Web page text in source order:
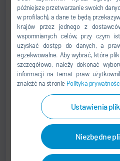
późniejsze przetwarzanie swoich
w profilach), a dane te będą
krajów przez jednego z
wspomnianych celów, przy czym
uzyskać dostęp do danych, a
egzekwowalne. Aby wybrać, które
szczegółowo, należy dokonać
informacji na temat praw
znaleźć na stronie Polityka
Ustawienia
Niezbędne
+49
Dürr
Köllner
66346
Niemcy
Drukuj
Udostępnij